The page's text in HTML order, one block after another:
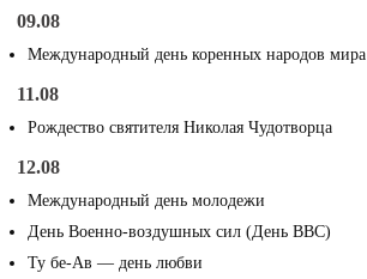
09.08
Международный день коренных народов мира
11.08
Рождество святителя Николая Чудотворца
12.08
Международный день молодежи
День Военно-воздушных сил (День ВВС)
Ту бе-Ав — день любви